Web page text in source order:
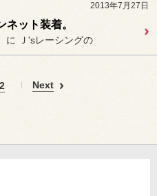
2013年7月27日
ット装着。
に Ｊ'sレーシングの
2 Next